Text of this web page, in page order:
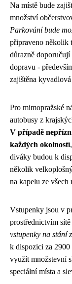
Na místě bude
množství
Parkování bude
připraveno několik
důrazně
dopravu -
zajištěna
Pro mimopražské
autobusy z
V případě
každých okolností
diváky budou k
několik
na kapelu ze všech
Vstupenky jsou v
prostřednictvím
vstupenky na stání
k dispozici za
využít množstevní
speciální místa a